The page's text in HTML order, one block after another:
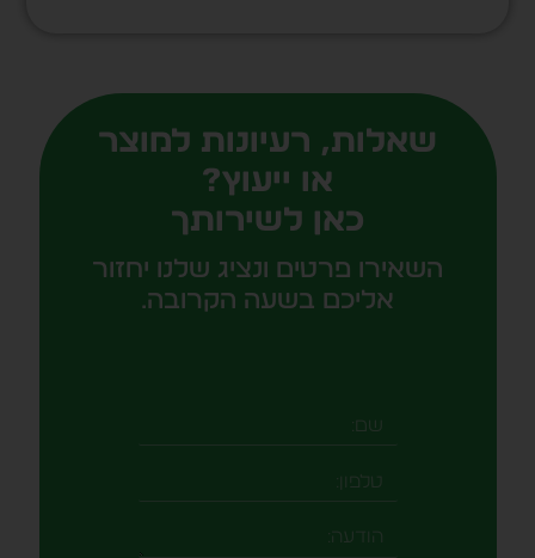
שאלות, רעיונות למוצר
או ייעוץ?
כאן לשירותך
השאירו פרטים ונציג שלנו יחזור
אליכם בשעה הקרובה.